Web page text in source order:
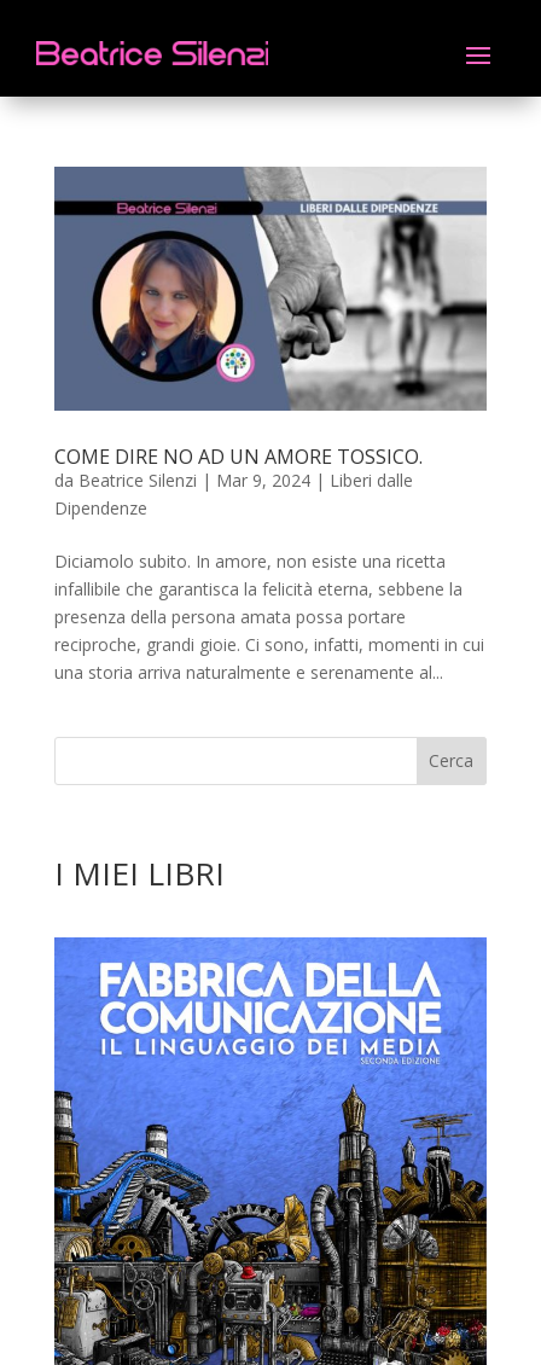
COME DIRE NO AD UN AMORE TOSSICO.
da Beatrice Silenzi | Mar 9, 2024| Liberi dalle
Dipendenze
Diciamolo subito. In amore, non esiste una ricetta
infallibile che garantisca la felicità eterna, sebbene la
presenza della persona amata possa portare
reciproche, grandi gioie. Ci sono, infatti, momenti in cui
una storia arriva naturalmente e serenamente al...
I MIEI LIBRI